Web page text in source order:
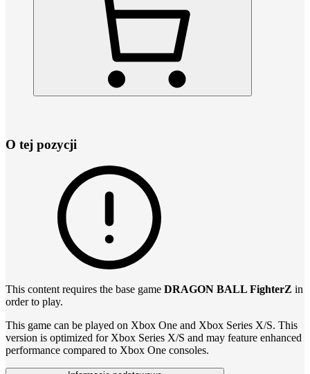
O tej pozycji
This content requires the base game DRAGON BALL FighterZ in
order to play.
This game can be played on Xbox One and Xbox Series X/S. This
version is optimized for Xbox Series X/S and may feature enhanced
performance compared to Xbox One consoles.